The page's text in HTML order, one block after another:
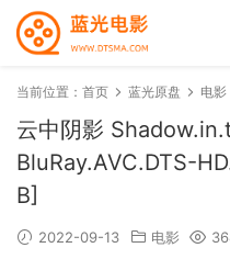
当前位置： 首页 蓝光原盘 电影
云中阴影
BluRay.AVC.DTS-
B]
2022-09-13 电影